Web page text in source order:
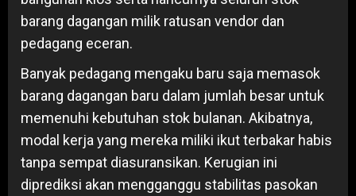
barang dagangan milik ratusan vendor dan
pedagang eceran.
Banyak pedagang mengaku baru saja memasok
barang dagangan baru dalam jumlah besar untuk
memenuhi kebutuhan stok bulanan. Akibatnya,
modal kerja yang mereka miliki ikut terbakar habis
tanpa sempat diasuransikan. Kerugian ini
diprediksi akan mengganggu stabilitas pasokan